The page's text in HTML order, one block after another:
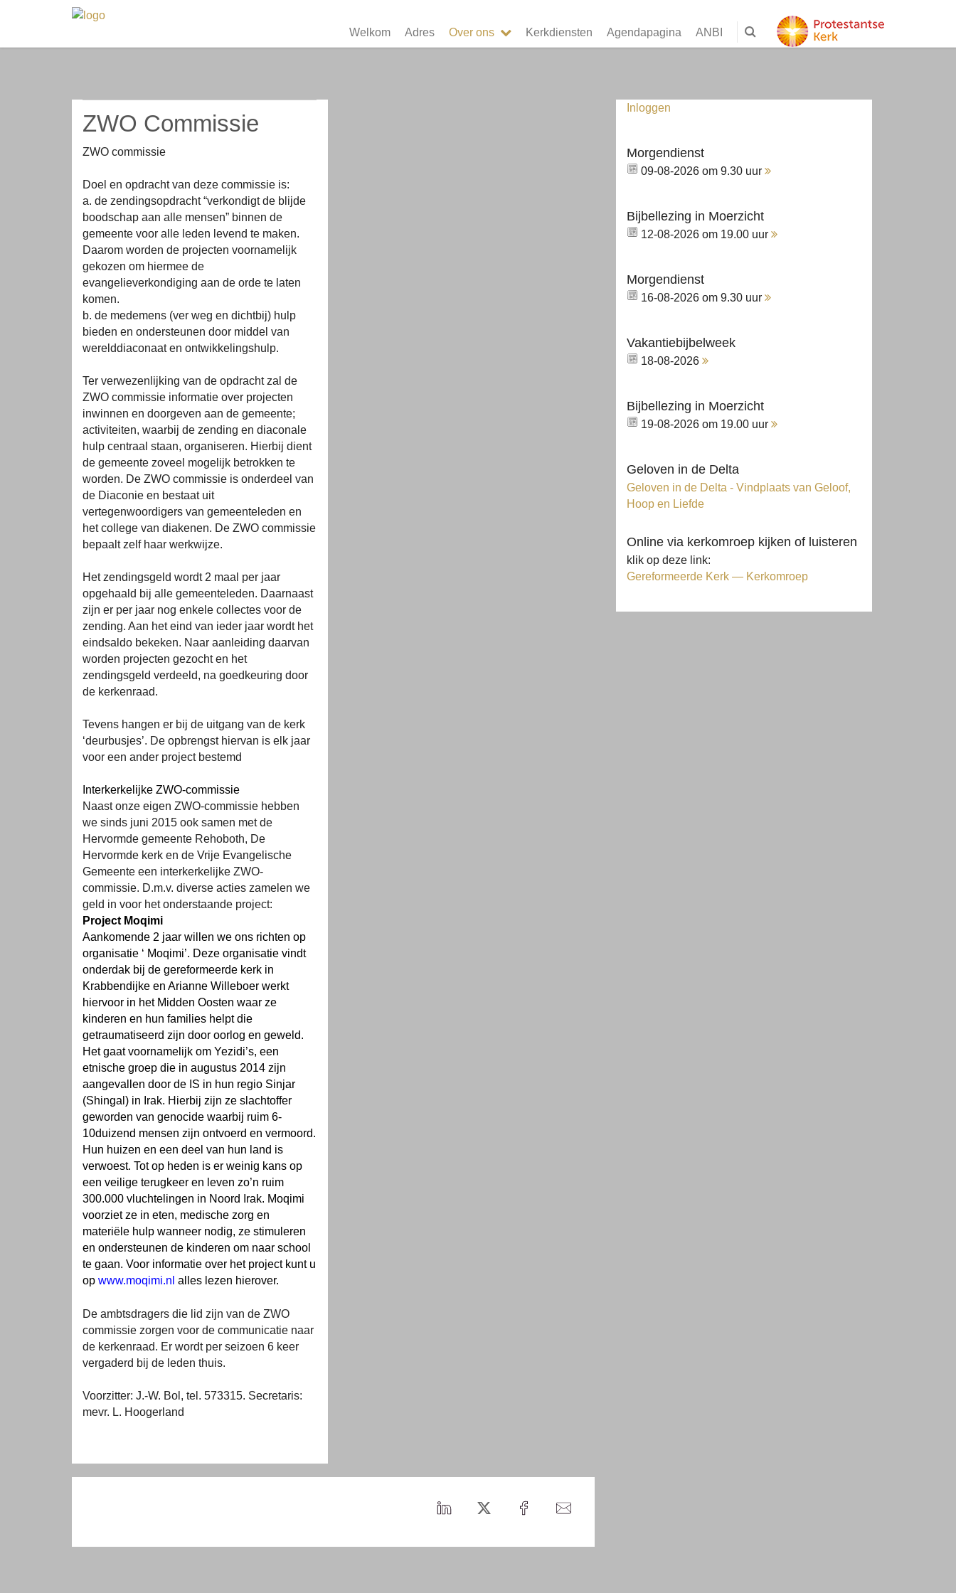
Welkom Adres Over ons Kerkdiensten Agendapagina ANBI
ZWO Commissie
ZWO commissie
Doel en opdracht van deze commissie is:
a. de zendingsopdracht “verkondigt de blijde
boodschap aan alle mensen” binnen de
gemeente voor alle leden levend te maken.
Daarom worden de projecten voornamelijk
gekozen om hiermee de
evangelieverkondiging aan de orde te laten
komen.
b. de medemens (ver weg en dichtbij) hulp
bieden en ondersteunen door middel van
werelddiaconaat en ontwikkelingshulp.
Ter verwezenlijking van de opdracht zal de
ZWO commissie informatie over projecten
inwinnen en doorgeven aan de gemeente;
activiteiten, waarbij de zending en diaconale
hulp centraal staan, organiseren. Hierbij dient
de gemeente zoveel mogelijk betrokken te
worden. De ZWO commissie is onderdeel van
de Diaconie en bestaat uit
vertegenwoordigers van gemeenteleden en
het college van diakenen. De ZWO commissie
bepaalt zelf haar werkwijze.
Het zendingsgeld wordt 2 maal per jaar
opgehaald bij alle gemeenteleden. Daarnaast
zijn er per jaar nog enkele collectes voor de
zending. Aan het eind van ieder jaar wordt het
eindsaldo bekeken. Naar aanleiding daarvan
worden projecten gezocht en het
zendingsgeld verdeeld, na goedkeuring door
de kerkenraad.
Tevens hangen er bij de uitgang van de kerk
‘deurbusjes’. De opbrengst hiervan is elk jaar
voor een ander project bestemd
Interkerkelijke ZWO-commissie
Naast onze eigen ZWO-commissie hebben
we sinds juni 2015 ook samen met de
Hervormde gemeente Rehoboth, De
Hervormde kerk en de Vrije Evangelische
Gemeente een interkerkelijke ZWO-
commissie. D.m.v. diverse acties zamelen we
geld in voor het onderstaande project:
Project Moqimi
Aankomende 2 jaar willen we ons richten op
organisatie ‘ Moqimi’. Deze organisatie vindt
onderdak bij de gereformeerde kerk in
Krabbendijke en Arianne Willeboer werkt
hiervoor in het Midden Oosten waar ze
kinderen en hun families helpt die
getraumatiseerd zijn door oorlog en geweld.
Het gaat voornamelijk om Yezidi’s, een
etnische groep die in augustus 2014 zijn
aangevallen door de IS in hun regio Sinjar
(Shingal) in Irak. Hierbij zijn ze slachtoffer
geworden van genocide waarbij ruim 6-
10duizend mensen zijn ontvoerd en vermoord.
Hun huizen en een deel van hun land is
verwoest. Tot op heden is er weinig kans op
een veilige terugkeer en leven zo’n ruim
300.000 vluchtelingen in Noord Irak. Moqimi
voorziet ze in eten, medische zorg en
materiële hulp wanneer nodig, ze stimuleren
en ondersteunen de kinderen om naar school
te gaan. Voor informatie over het project kunt u
op www.moqimi.nl alles lezen hierover.
De ambtsdragers die lid zijn van de ZWO
commissie zorgen voor de communicatie naar
de kerkenraad. Er wordt per seizoen 6 keer
vergaderd bij de leden thuis.
Voorzitter: J.-W. Bol, tel. 573315. Secretaris:
mevr. L. Hoogerland
Inloggen
Morgendienst
09-08-2026 om 9.30 uur
Bijbellezing in Moerzicht
12-08-2026 om 19.00 uur
Morgendienst
16-08-2026 om 9.30 uur
Vakantiebijbelweek
18-08-2026
Bijbellezing in Moerzicht
19-08-2026 om 19.00 uur
Geloven in de Delta
Geloven in de Delta - Vindplaats van Geloof,
Hoop en Liefde
Online via kerkomroep kijken of luisteren
klik op deze link:
Gereformeerde Kerk — Kerkomroep